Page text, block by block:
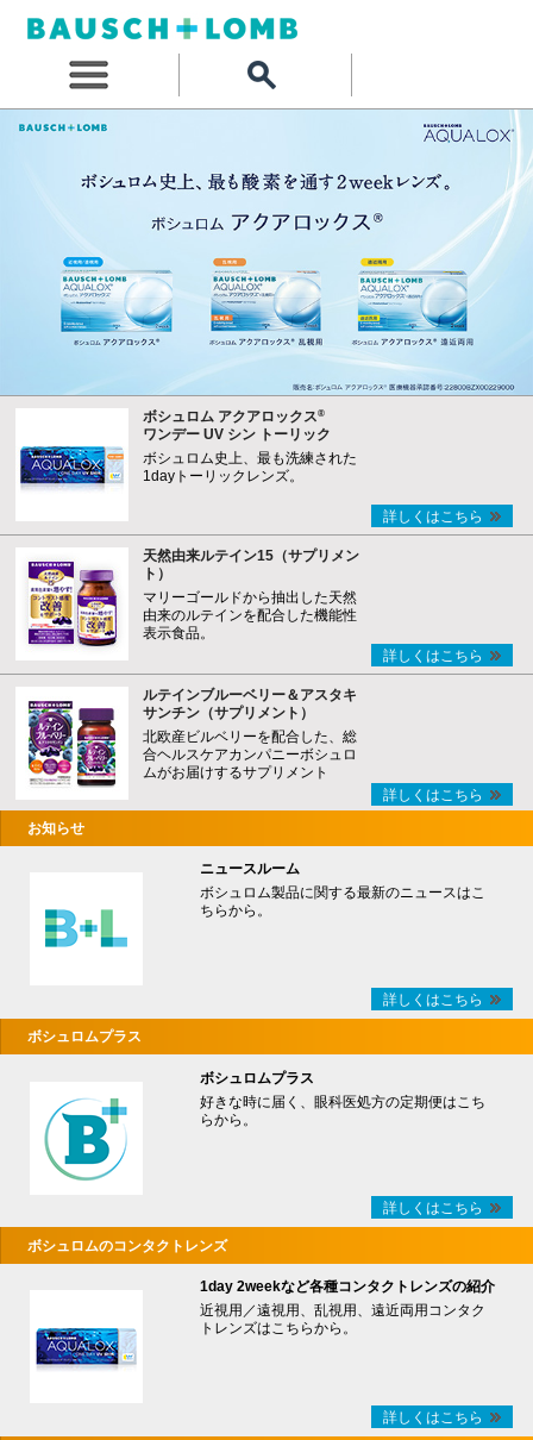
ボシュロム アクアロックス®
ワンデー UV シン トーリック
ボシュロム史上、最も洗練された
1dayトーリックレンズ。
詳しくはこちら
天然由来ルテイン15（サプリメン
ト）
マリーゴールドから抽出した天然
由来のルテインを配合した機能性
表示食品。
詳しくはこちら
ルテインブルーベリー＆アスタキ
サンチン（サプリメント）
北欧産ビルベリーを配合した、総
合ヘルスケアカンパニーボシュロ
ムがお届けするサプリメント
詳しくはこちら
お知らせ
ニュースルーム
ボシュロム製品に関する最新のニュースはこ
ちらから。
詳しくはこちら
ボシュロムプラス
ボシュロムプラス
好きな時に届く、眼科医処方の定期便はこち
らから。
詳しくはこちら
ボシュロムのコンタクトレンズ
1day 2weekなど各種コンタクトレンズの紹介
近視用／遠視用、乱視用、遠近両用コンタク
トレンズはこちらから。
詳しくはこちら